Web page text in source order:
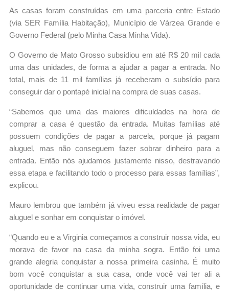
As casas foram construídas em uma parceria entre Estado
(via SER Família Habitação), Município de Várzea Grande e
Governo Federal (pelo Minha Casa Minha Vida).
O Governo de Mato Grosso subsidiou em até R$ 20 mil cada
uma das unidades, de forma a ajudar a pagar a entrada. No
total, mais de 11 mil famílias já receberam o subsídio para
conseguir dar o pontapé inicial na compra de suas casas.
“Sabemos que uma das maiores dificuldades na hora de
comprar a casa é questão da entrada. Muitas famílias até
possuem condições de pagar a parcela, porque já pagam
aluguel, mas não conseguem fazer sobrar dinheiro para a
entrada. Então nós ajudamos justamente nisso, destravando
essa etapa e facilitando todo o processo para essas famílias”,
explicou.
Mauro lembrou que também já viveu essa realidade de pagar
aluguel e sonhar em conquistar o imóvel.
“Quando eu e a Virginia começamos a construir nossa vida, eu
morava de favor na casa da minha sogra. Então foi uma
grande alegria conquistar a nossa primeira casinha. É muito
bom você conquistar a sua casa, onde você vai ter ali a
oportunidade de continuar uma vida, construir uma família, e